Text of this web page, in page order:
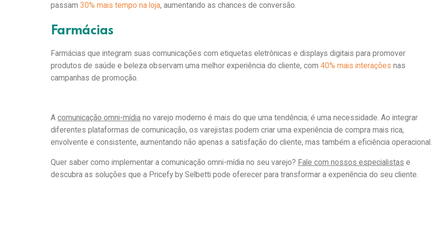
passam30% mais tempo na loja, aumentando as chances de conversão.
Farmácias
Farmácias que integram suas comunicações com etiquetas eletrônicas e displays digitais para promover
produtos de saúde e beleza observam uma melhor experiência do cliente, com40% mais interações nas
campanhas de promoção.
Acomunicação omni-mídia no varejo moderno é mais do que uma tendência; é uma necessidade. Ao integrar
diferentes plataformas de comunicação, os varejistas podem criar uma experiência de compra mais rica,
envolvente e consistente, aumentando não apenas a satisfação do cliente, mas também a eficiência operacional.
Quer saber como implementar a comunicação omni-mídia no seu varejo? Fale com nossos especialistas e
descubra as soluções que a Pricefy by Selbetti pode oferecer para transformar a experiência do seu cliente.